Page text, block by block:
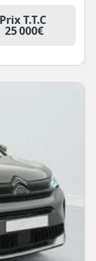
Prix T.T.C
25 000€